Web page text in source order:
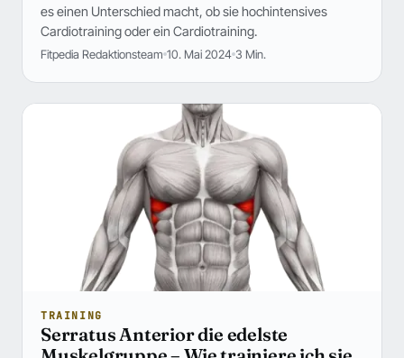
es einen Unterschied macht, ob sie hochintensives
Cardiotraining oder ein Cardiotraining.
Fitpedia Redaktionsteam 10. Mai 2024 3 Min.
TRAINING
Serratus Anterior die edelste